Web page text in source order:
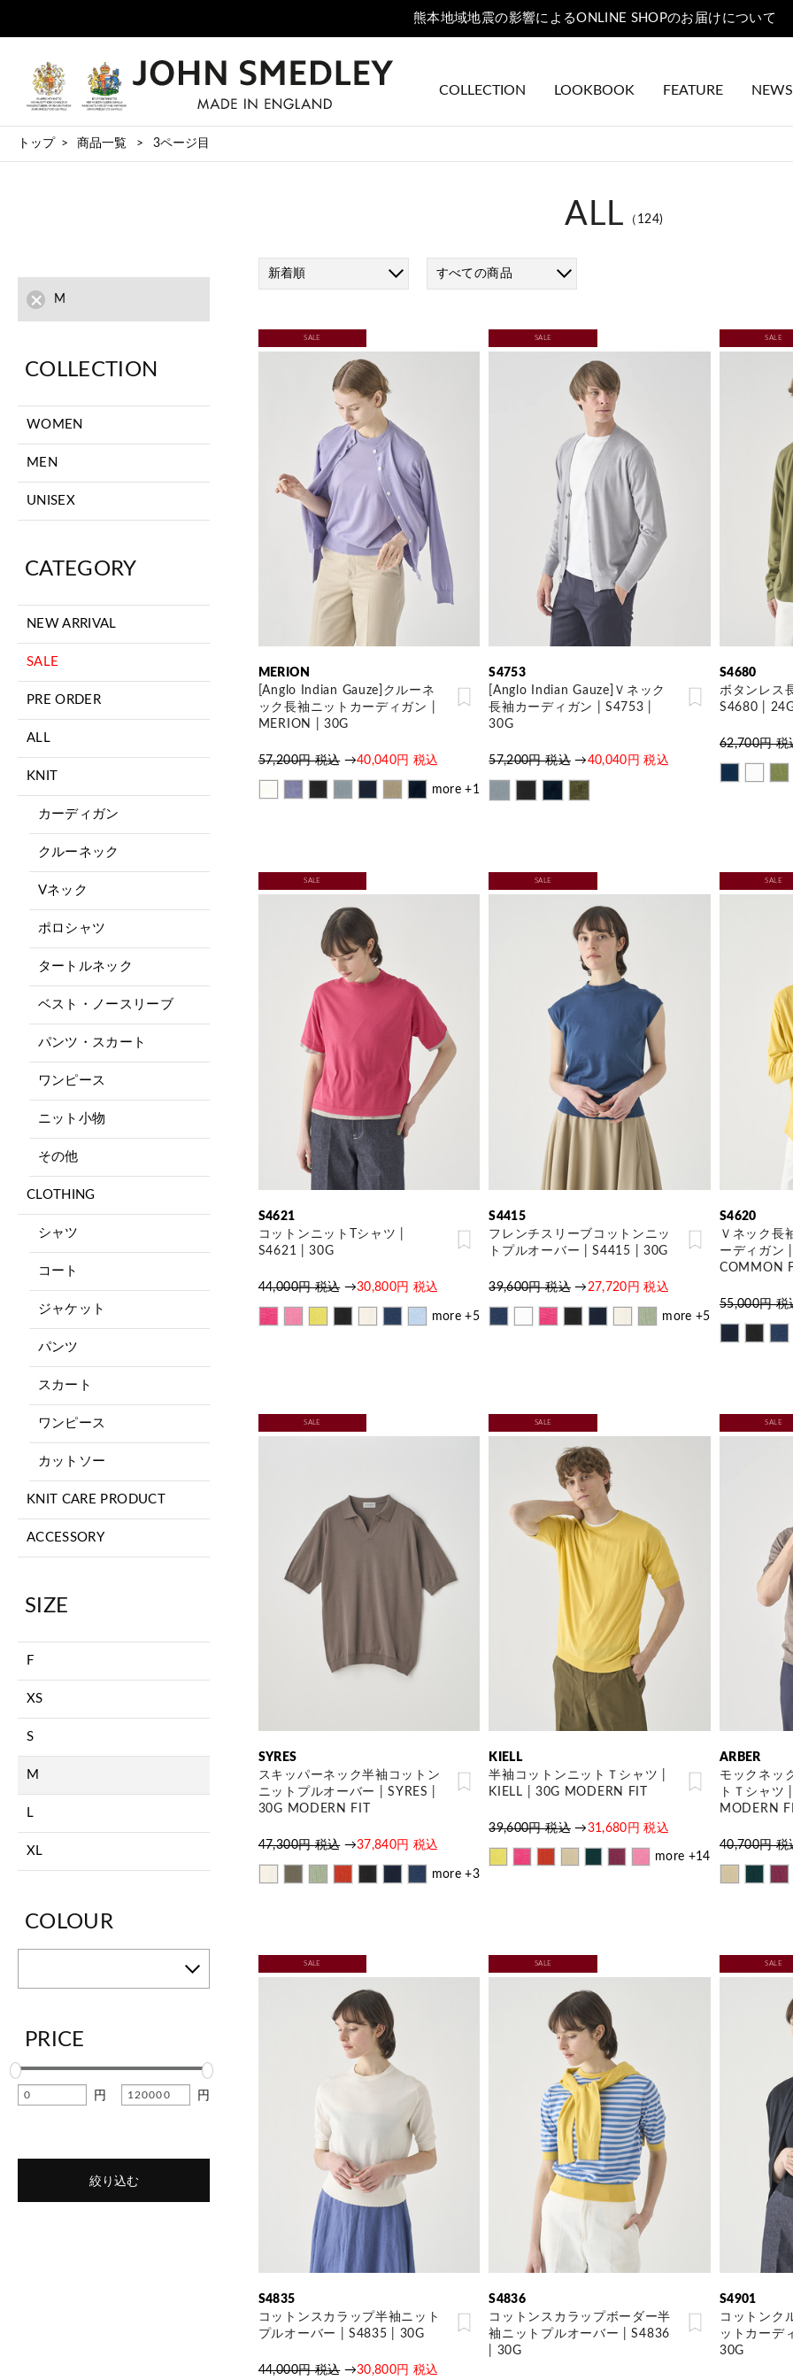
熊本地域地震の影響によるONLINE SHOPのお届けについて
COLLECTION LOOKBOOK FEATURE NEWS
トップ 商品一覧 3ページ目
ALL （124)
新着順 すべての商品
SALE
MERION
[Anglo Indian Gauze]クルーネ
ック長袖ニットカーディガン |
MERION | 30G
57,200円 税込→40,040円 税込
more +1
SALE
S4753
[Anglo Indian Gauze]Ｖネック
長袖カーディガン | S4753 |
30G
57,200円 税込→40,040円 税込
SALE
S4680
ボタンレス
S4680 |
62,700円 税
SALE
S4621
コットンニットTシャツ |
S4621 | 30G
44,000円 税込→30,800円 税込
more +5
SALE
S4415
フレンチスリーブコットンニッ
トプルオーバー | S4415 | 30G
39,600円 税込→27,720円 税込
more +5
SALE
S4620
Ｖネック長
ーディガン
COMMON
55,000円 税
SALE
SYRES
スキッパーネック半袖コットン
ニットプルオーバー | SYRES |
30G MODERN FIT
47,300円 税込→37,840円 税込
more +3
SALE
KIELL
半袖コットンニットＴシャツ |
KIELL | 30G MODERN FIT
39,600円 税込→31,680円 税込
more +14
SALE
ARBER
モックネッ
トＴシャツ
MODERN
40,700円 税
SALE
S4835
コットンスカラップ半袖ニット
プルオーバー | S4835 | 30G
44,000円 税込→30,800円 税込
SALE
S4836
コットンスカラップボーダー半
袖ニットプルオーバー | S4836
| 30G
SALE
S4901
コットンク
ットカーデ
30G
M
COLLECTION
WOMEN
MEN
UNISEX
CATEGORY
NEW ARRIVAL
SALE
PRE ORDER
ALL
KNIT
カーディガン
クルーネック
Vネック
ポロシャツ
タートルネック
ベスト・ノースリーブ
パンツ・スカート
ワンピース
ニット小物
その他
CLOTHING
シャツ
コート
ジャケット
パンツ
スカート
ワンピース
カットソー
KNIT CARE PRODUCT
ACCESSORY
SIZE
F
XS
S
M
L
XL
COLOUR
PRICE
円 円
絞り込む